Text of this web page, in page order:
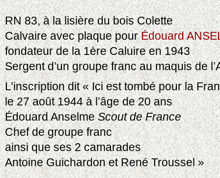
RN 83, à la lisière du bois Colette
Calvaire avec plaque pourÉdouard
fondateur de la 1ère Caluire en 1943
Sergent d’un groupe franc au maquis de
L’inscription dit « Ici est tombé pour la
le 27 août 1944 à l’âge de 20 ans
Édouard AnselmeScout de France
Chef de groupe franc
ainsi que ses 2 camarades
Antoine Guichardon et René Troussel »